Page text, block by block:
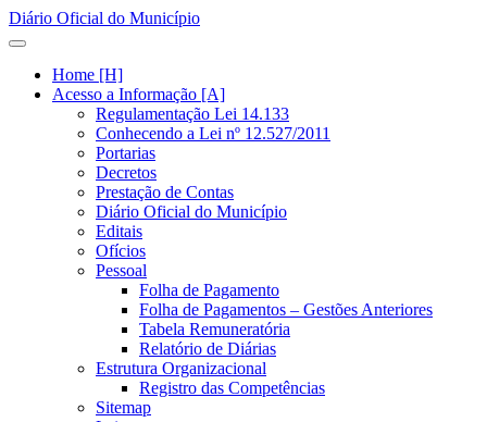
Diário Oficial do Município
Home [H]
Acesso a Informação [A]
Regulamentação Lei 14.133
Conhecendo a Lei nº 12.527/2011
Portarias
Decretos
Prestação de Contas
Diário Oficial do Município
Editais
Ofícios
Pessoal
Folha de Pagamento
Folha de Pagamentos – Gestões Anteriores
Tabela Remuneratória
Relatório de Diárias
Estrutura Organizacional
Registro das Competências
Sitemap